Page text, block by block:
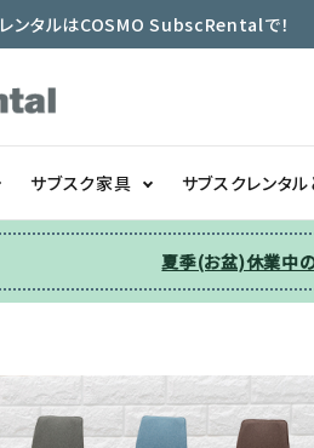
ンタルはCOSMO SubscRentalで！
洗濯機
サブスク家具
チェア
収納
サブスクレンタル
夏季(お盆)休業中の